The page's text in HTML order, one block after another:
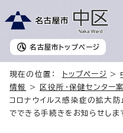
名古屋市 トップページ
現在の位置： トップページ >
情報
> 区役所・保健センター案
コロナウイルス感染症の拡大
でできる手続きをお知らせしま